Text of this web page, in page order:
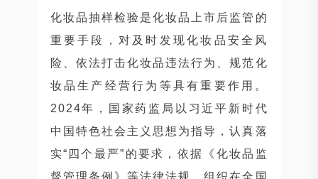
化妆品抽样检验是化妆品上市后监管的
重要手段，对及时发现化妆品安全风
险、依法打击化妆品违法行为、规范化
妆品生产经营行为等具有重要作用。
2024年，国家药监局以习近平新时代
中国特色社会主义思想为指导，认真落
实“四个最严”的要求，依据《化妆品监
督管理条例》等法律法规，组织在全国